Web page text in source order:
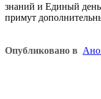
знаний и Единый день
примут
Опубликовано в